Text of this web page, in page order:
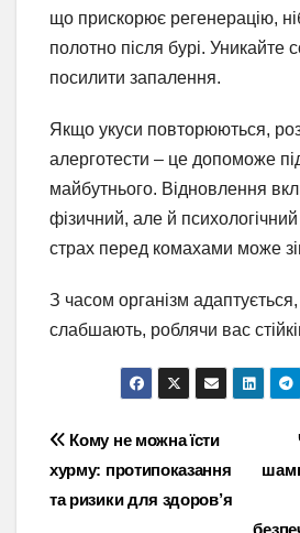
що прискорює регенерацію,
полотно після бурі. Уникайте
посилити запалення.
Якщо укуси повторюються,
алерготести – це допоможе
майбутнього. Відновлення
фізичний, але й
страх перед комахами може
З часом організм адаптується,
слабшають, роблячи вас
Навігація
записів
Кому не можна їсти
хурму: протипоказання
та ризики для здоров’я